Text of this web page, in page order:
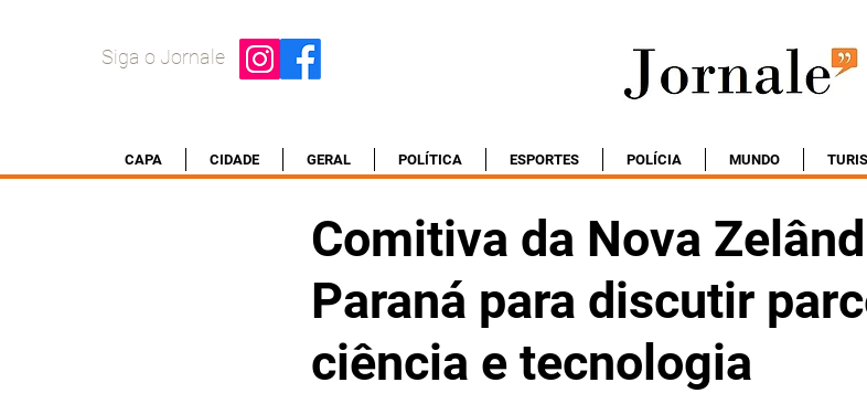
Siga o Jornale
CAPA CIDADE GERAL POLÍTICA ESPORTES POLÍCIA MUNDO
Comitiva da Nova
Paraná para discutir
ciência e tecnologia